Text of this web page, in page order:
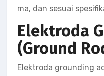
ma, dan sesuai
Elektroda
(Ground
Elektroda grounding